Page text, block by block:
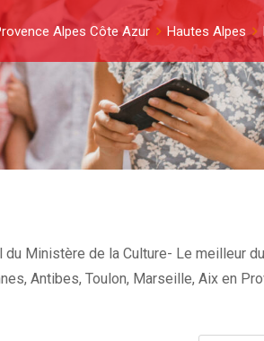
Alpes Côte Azur Hautes Alpes
Ministère de la Culture- Le meilleur
Antibes, Toulon, Marseille, Aix en